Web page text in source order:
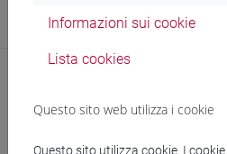
Laboratorio (RDRL)
Informazioni sui cookie
Lista cookies
Questo sito web utilizza i cookie
Questo sito utilizza cookie. I